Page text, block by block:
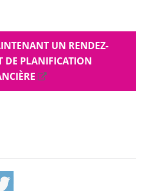
UN RENDEZ-
DE PLANIFICATION